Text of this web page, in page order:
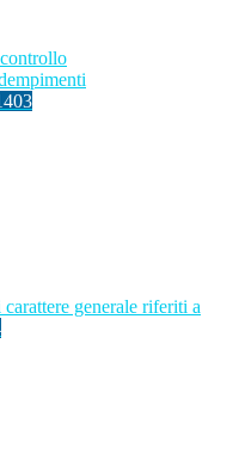
generale riferiti a